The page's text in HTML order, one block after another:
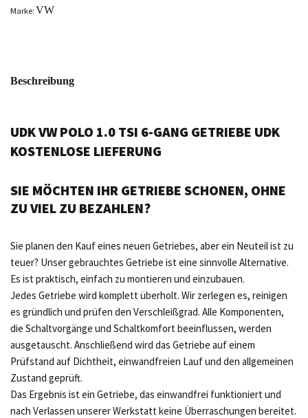
Marke: VW
Beschreibung
UDK VW POLO 1.0 TSI 6-GANG GETRIEBE UDK
KOSTENLOSE LIEFERUNG
SIE MÖCHTEN IHR GETRIEBE SCHONEN, OHNE
ZU VIEL ZU BEZAHLEN?
Sie planen den Kauf eines neuen Getriebes, aber ein Neuteil ist zu
teuer? Unser gebrauchtes Getriebe ist eine sinnvolle Alternative.
Es ist praktisch, einfach zu montieren und einzubauen.
Jedes Getriebe wird komplett überholt. Wir zerlegen es, reinigen
es gründlich und prüfen den Verschleißgrad. Alle Komponenten,
die Schaltvorgänge und Schaltkomfort beeinflussen, werden
ausgetauscht. Anschließend wird das Getriebe auf einem
Prüfstand auf Dichtheit, einwandfreien Lauf und den allgemeinen
Zustand geprüft.
Das Ergebnis ist ein Getriebe, das einwandfrei funktioniert und
nach Verlassen unserer Werkstatt keine Überraschungen bereitet.